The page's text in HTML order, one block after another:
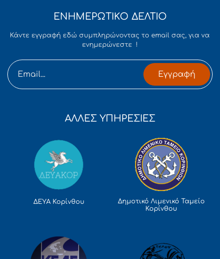
ΕΝΗΜΕΡΩΤΙΚΟ ΔΕΛΤΙΟ
Κάντε εγγραφή εδώ συμπληρώνοντας το email σας, για να
ενημερώνεστε !
Εγγραφή
ΑΛΛΕΣ ΥΠΗΡΕΣΙΕΣ
ΔΕΥΑ Κορίνθου
Δημοτικό Λιμενικό Ταμείο
Κορίνθου